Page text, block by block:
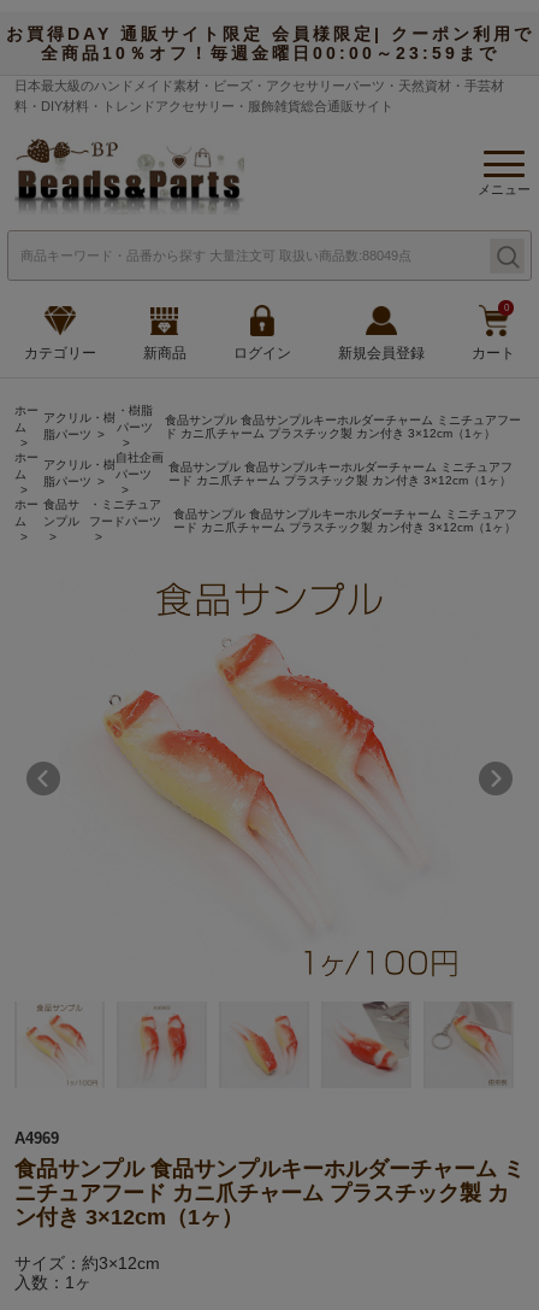
お買得DAY 通販サイト限定 会員様限定| クーポン利用で
全商品10％オフ！毎週金曜日00:00～23:59まで
日本最大級のハンドメイド素材・ビーズ・アクセサリーパーツ・天然資材・手芸材
料・DIY材料・トレンドアクセサリー・服飾雑貨総合通販サイト
メニュー
カテゴリー 新商品 ログイン 新規会員登録
0
カート
ホー
ム
アクリル・樹
脂パーツ
・樹脂
パーツ
食品サンプル 食品サンプルキーホルダーチャーム ミニチュアフー
ド カニ爪チャーム プラスチック製 カン付き 3×12cm（1ヶ）
ホー
ム
アクリル・樹
脂パーツ
自社企画
パーツ
食品サンプル 食品サンプルキーホルダーチャーム ミニチュアフ
ード カニ爪チャーム プラスチック製 カン付き 3×12cm（1ヶ）
ホー
ム
食品サ
ンプル
・ミニチュア
フードパーツ
食品サンプル 食品サンプルキーホルダーチャーム ミニチュアフ
ード カニ爪チャーム プラスチック製 カン付き 3×12cm（1ヶ）
A4969
食品サンプル 食品サンプルキーホルダーチャーム ミ
ニチュアフード カニ爪チャーム プラスチック製 カ
ン付き 3×12cm（1ヶ）
サイズ：約3×12cm
入数：1ヶ